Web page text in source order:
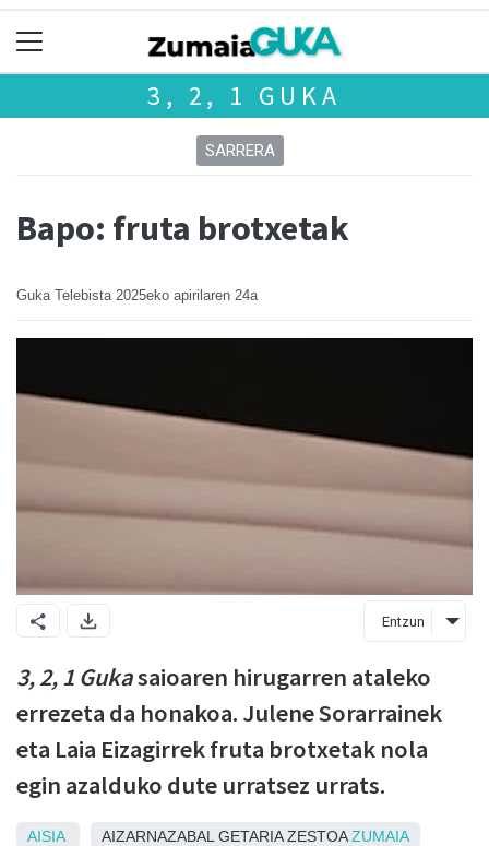
3, 2, 1 GUKA
SARRERA
Bapo: fruta brotxetak
Guka Telebista 2025eko apirilaren 24a
Entzun
3, 2, 1 Gukasaioaren hirugarren ataleko
errezeta da honakoa. Julene Sorarrainek
eta Laia Eizagirrek fruta brotxetak nola
egin azalduko dute urratsez urrats.
AISIA AIZARNAZABAL GETARIA ZESTOAZUMAIA